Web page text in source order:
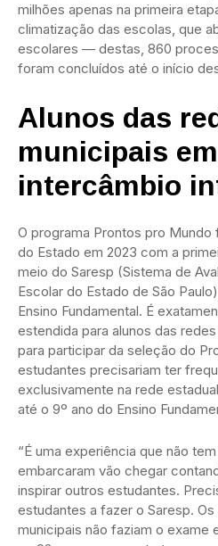
milhões apenas na primeira
climatização das escolas, que
escolares — destas, 860
foram concluídos até o início
Alunos das
municipais em
intercâmbio
O programa Prontos pro
do Estado em 2023 com a
meio do Saresp (Sistema de
Escolar do Estado de São
Ensino Fundamental. É
estendida para alunos das
para participar da seleção do
estudantes precisariam ter
exclusivamente na rede
até o 9º ano do Ensino
“É uma experiência que não
embarcaram vão chegar
inspirar outros estudantes.
estudantes a fazer o Saresp.
municipais não faziam o exame